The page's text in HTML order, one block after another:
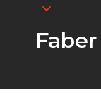
Faber